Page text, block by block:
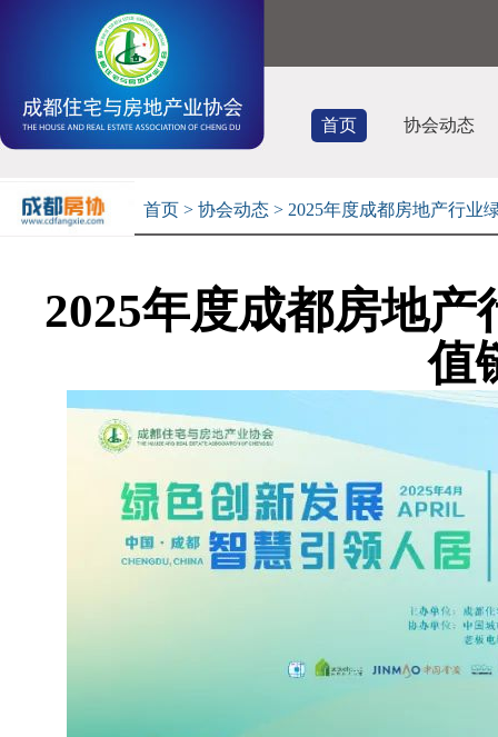
首页 协会动态
首页 >协会动态 > 2025年度成都房地产行业
2025年度成都房地
值